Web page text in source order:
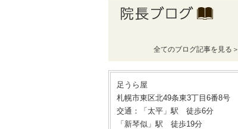
全てのブログ記事を見る＞
足うら屋
札幌市東区北49条東3丁目6番8号
交通：「太平」駅 徒歩6分
「新琴似」駅 徒歩19分